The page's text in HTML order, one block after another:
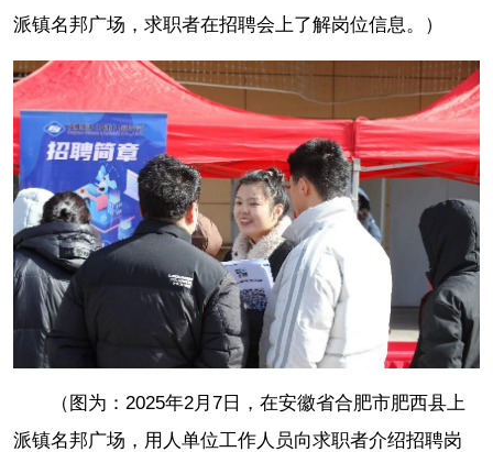
派镇名邦广场，求职者在招聘会上了解岗位信息。）
（图为：2025年2月7日，在安徽省合肥市肥西县上
派镇名邦广场，用人单位工作人员向求职者介绍招聘岗